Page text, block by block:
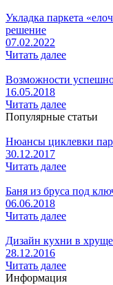
Укладка паркета
решение
07.02.2022
Читать далее
Возможности
16.05.2018
Читать далее
Популярные статьи
Нюансы циклевки
30.12.2017
Читать далее
Баня из бруса под
06.06.2018
Читать далее
Дизайн кухни в
28.12.2016
Читать далее
Информация